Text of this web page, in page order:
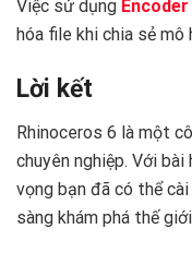
Việc sử dụng Encoder
hóa file khi chia sẻ mô
Lời kết
Rhinoceros 6 là một
chuyên nghiệp. Với
vọng bạn đã có thể
sàng khám phá thế